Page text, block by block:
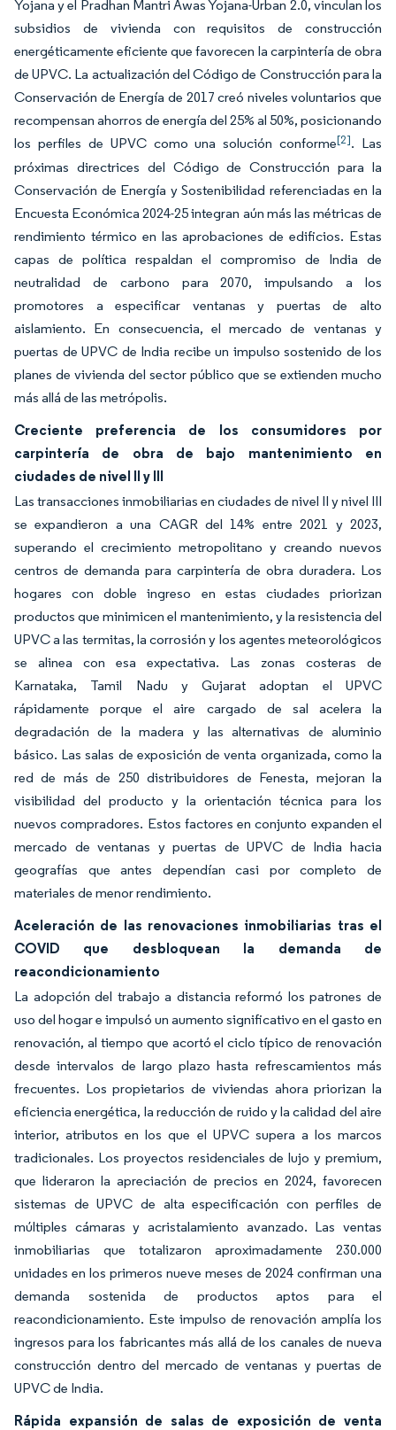
Yojana y el Pradhan Mantri Awas Yojana-Urban 2.0, vinculan los
subsidios de vivienda con requisitos de construcción
energéticamente eficiente que favorecen la carpintería de obra
de UPVC. La actualización del Código de Construcción para la
Conservación de Energía de 2017 creó niveles voluntarios que
recompensan ahorros de energía del 25% al 50%, posicionando
los perfiles de UPVC como una solución conforme[2]. Las
próximas directrices del Código de Construcción para la
Conservación de Energía y Sostenibilidad referenciadas en la
Encuesta Económica 2024-25 integran aún más las métricas de
rendimiento térmico en las aprobaciones de edificios. Estas
capas de política respaldan el compromiso de India de
neutralidad de carbono para 2070, impulsando a los
promotores a especificar ventanas y puertas de alto
aislamiento. En consecuencia, el mercado de ventanas y
puertas de UPVC de India recibe un impulso sostenido de los
planes de vivienda del sector público que se extienden mucho
más allá de las metrópolis.
Creciente preferencia de los consumidores por
carpintería de obra de bajo mantenimiento en
ciudades de nivel II y III
Las transacciones inmobiliarias en ciudades de nivel II y nivel III
se expandieron a una CAGR del 14% entre 2021 y 2023,
superando el crecimiento metropolitano y creando nuevos
centros de demanda para carpintería de obra duradera. Los
hogares con doble ingreso en estas ciudades priorizan
productos que minimicen el mantenimiento, y la resistencia del
UPVC a las termitas, la corrosión y los agentes meteorológicos
se alinea con esa expectativa. Las zonas costeras de
Karnataka, Tamil Nadu y Gujarat adoptan el UPVC
rápidamente porque el aire cargado de sal acelera la
degradación de la madera y las alternativas de aluminio
básico. Las salas de exposición de venta organizada, como la
red de más de 250 distribuidores de Fenesta, mejoran la
visibilidad del producto y la orientación técnica para los
nuevos compradores. Estos factores en conjunto expanden el
mercado de ventanas y puertas de UPVC de India hacia
geografías que antes dependían casi por completo de
materiales de menor rendimiento.
Aceleración de las renovaciones inmobiliarias tras el
COVID que desbloquean la demanda de
reacondicionamiento
La adopción del trabajo a distancia reformó los patrones de
uso del hogar e impulsó un aumento significativo en el gasto en
renovación, al tiempo que acortó el ciclo típico de renovación
desde intervalos de largo plazo hasta refrescamientos más
frecuentes. Los propietarios de viviendas ahora priorizan la
eficiencia energética, la reducción de ruido y la calidad del aire
interior, atributos en los que el UPVC supera a los marcos
tradicionales. Los proyectos residenciales de lujo y premium,
que lideraron la apreciación de precios en 2024, favorecen
sistemas de UPVC de alta especificación con perfiles de
múltiples cámaras y acristalamiento avanzado. Las ventas
inmobiliarias que totalizaron aproximadamente 230.000
unidades en los primeros nueve meses de 2024 confirman una
demanda sostenida de productos aptos para el
reacondicionamiento. Este impulso de renovación amplía los
ingresos para los fabricantes más allá de los canales de nueva
construcción dentro del mercado de ventanas y puertas de
UPVC de India.
Rápida expansión de salas de exposición de venta